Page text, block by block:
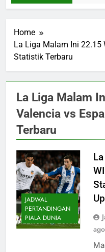
Home
La Liga Malam Ini 22.15
Statistik Terbaru
La Liga Malam
Valencia vs
Terbaru
JADWAL
PERTANDINGAN
PIALA DUNIA
ago